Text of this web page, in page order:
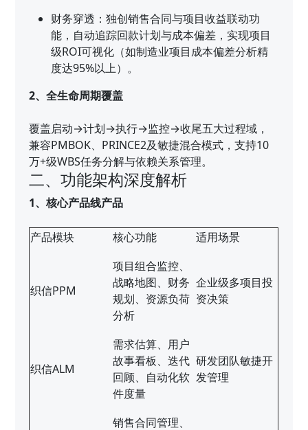
财务穿透：独创销售合同与项目收益联动功
能，自动追踪回款计划与成本偏差，实现项目
级ROI可视化（如制造业项目成本偏差分析精
度达95%以上）。
2、全生命周期覆盖
覆盖启动→计划→执行→监控→收尾五大过程域，
兼容PMBOK、PRINCE2及敏捷混合模式，支持10
万+级WBS任务分解与依赖关系管理。
二、功能架构深度解析
1、核心产品线产品
产品模块 核心功能 适用场景
织信PPM
项目组合监控、
战略地图、财务
规划、资源负荷
分析
企业级多项目投
资决策
织信ALM
需求估算、用户
故事看板、迭代
回顾、自动化软
件度量
研发团队敏捷开
发管理
销售合同管理、